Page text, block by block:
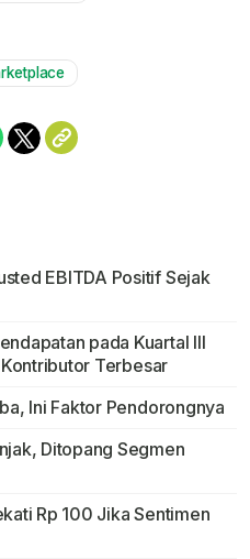
EBITDA Positif Sejak
pada Kuartal III
Terbesar
Ini Faktor Pendorongnya
Ditopang Segmen
Rp 100 Jika Sentimen